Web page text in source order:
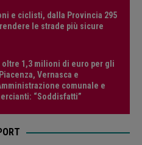
e ciclisti, dalla Provincia 295
le strade più sicure
oltre 1,3 milioni di euro per gli
Vernasca e
comunale e
“Soddisfatti”